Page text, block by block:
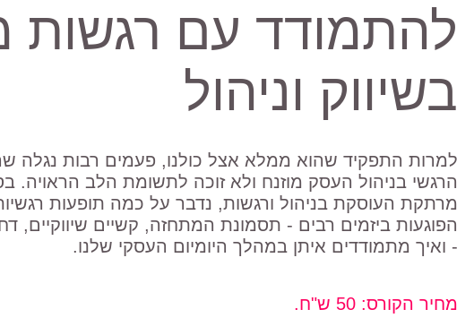
להתמודד עם רגשות
בשיווק וניהול
למרות התפקיד שהוא ממלא אצל כולנו, פעמים רבות נגלה
הרגשי בניהול העסק מוזנח ולא זוכה לתשומת הלב הראויה.
מרתקת העוסקת בניהול ורגשות, נדבר על כמה תופעות
הפוגעות ביזמים רבים - תסמונת המתחזה, קשיים שיווקיים,
- ואיך מתמודדים איתן במהלך היומיום העסקי שלנו.
מחיר הקורס: 50 ש"ח .